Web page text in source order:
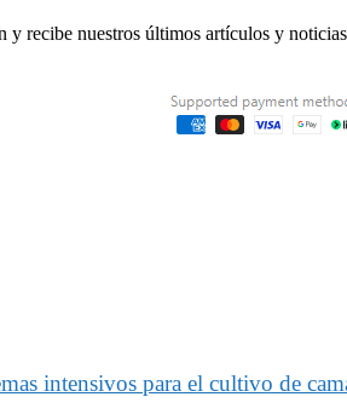
y recibe nuestros últimos artículos y
intensivos para el cultivo de